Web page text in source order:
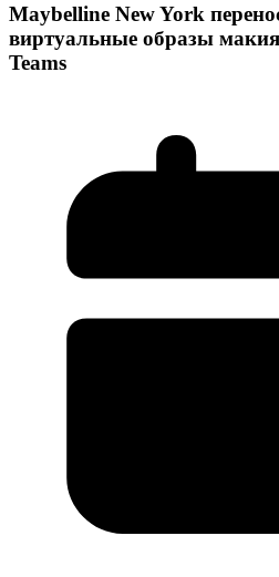
Maybelline New York
виртуальные образы
Teams